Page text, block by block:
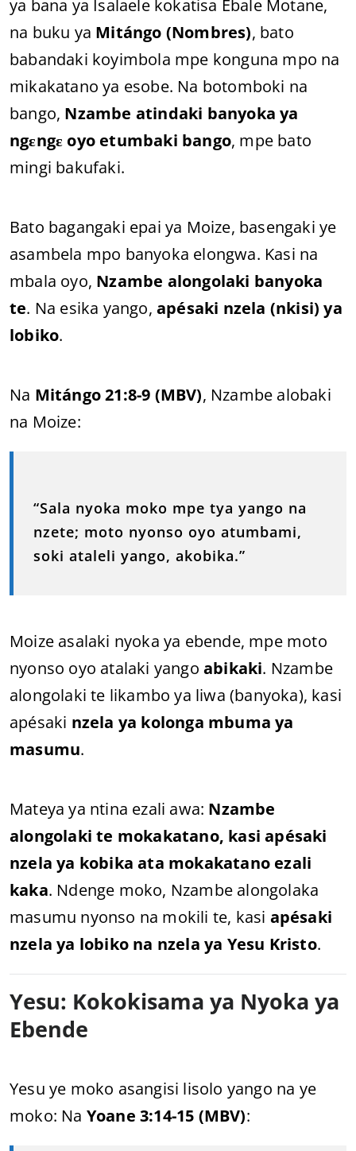
ya bana ya Isalaele kokatisa Ebale Motane,
na buku ya Mitángo (Nombres), bato
babandaki koyimbola mpe konguna mpo na
mikakatano ya esobe. Na botomboki na
bango, Nzambe atindaki banyoka ya
ngɛngɛ oyo etumbaki bango, mpe bato
mingi bakufaki.
Bato bagangaki epai ya Moize, basengaki ye
asambela mpo banyoka elongwa. Kasi na
mbala oyo, Nzambe alongolaki banyoka
te. Na esika yango,apésaki nzela (nkisi) ya
lobiko.
Na Mitángo 21:8-9 (MBV), Nzambe alobaki
na Moize:
“Sala nyoka moko mpe tya yango na
nzete; moto nyonso oyo atumbami,
soki ataleli yango, akobika.”
Moize asalaki nyoka ya ebende, mpe moto
nyonso oyo atalaki yango abikaki. Nzambe
alongolaki te likambo ya liwa (banyoka), kasi
apésaki nzela ya kolonga mbuma ya
masumu.
Mateya ya ntina ezali awa: Nzambe
alongolaki te mokakatano, kasi apésaki
nzela ya kobika ata mokakatano ezali
kaka. Ndenge moko, Nzambe alongolaka
masumu nyonso na mokili te, kasi apésaki
nzela ya lobiko na nzela ya Yesu Kristo.
Yesu: Kokokisama ya Nyoka ya
Ebende
Yesu ye moko asangisi lisolo yango na ye
moko: Na Yoane 3:14-15 (MBV):